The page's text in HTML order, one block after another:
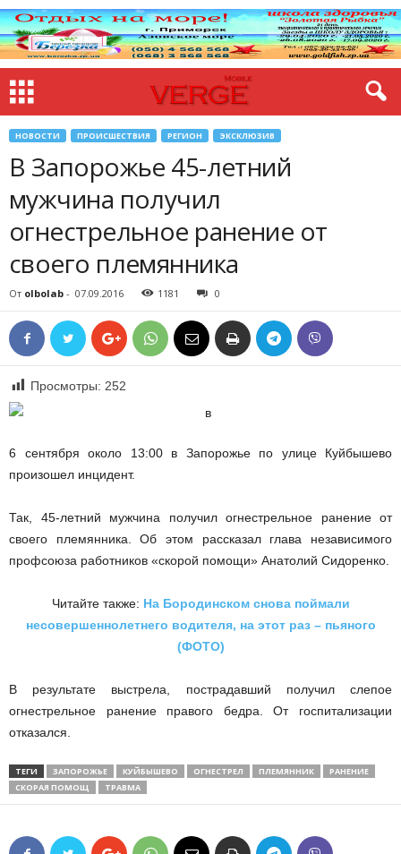
НОВОСТИ ПРОИСШЕСТВИЯ РЕГИОН ЭКСКЛЮЗИВ
В Запорожье 45-летний
мужчина получил
огнестрельное ранение от
своего племянника
От olbolab - 07.09.2016 1181 0
Просмотры: 252
6 сентября около 13:00 в Запорожье по улице Куйбышево
произошел инцидент.
Так, 45-летний мужчина получил огнестрельное ранение от
своего племянника. Об этом рассказал глава независимого
профсоюза работников «скорой помощи» Анатолий Сидоренко.
Читайте также: На Бородинском снова поймали
несовершеннолетнего водителя, на этот раз – пьяного
(ФОТО)
В результате выстрела, пострадавший получил слепое
огнестрельное ранение правого бедра. От госпитализации
отказался.
ТЕГИ ЗАПОРОЖЬЕ КУЙБЫШЕВО ОГНЕСТРЕЛ ПЛЕМЯННИК
РАНЕНИЕ
СКОРАЯ ПОМОЩ
ТРАВМА